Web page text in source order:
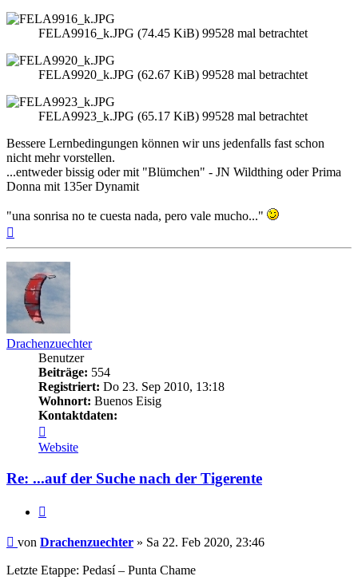
FELA9916_k.JPG (74.45 KiB) 99528 mal betrachtet
FELA9920_k.JPG (62.67 KiB) 99528 mal betrachtet
FELA9923_k.JPG (65.17 KiB) 99528 mal betrachtet
Bessere Lernbedingungen können wir uns jedenfalls fast schon
nicht mehr vorstellen.
...entweder bissig oder mit "Blümchen" - JN Wildthing oder Prima
Donna mit 135er Dynamit
"una sonrisa no te cuesta nada, pero vale mucho..."
Drachenzuechter
Benutzer
Beiträge: 554
Registriert: Do 23. Sep 2010, 13:18
Wohnort: Buenos Eisig
Kontaktdaten:
von
Drachenzuechter
Website
Re: ...auf der Suche nach der Tigerente
Beitrag
von Drachenzuechter » Sa 22. Feb 2020, 23:46
Letzte Etappe: Pedasí – Punta Chame